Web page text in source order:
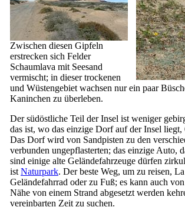
Zwischen diesen Gipfeln
erstrecken sich Felder
Schaumlava mit Seesand
vermischt; in dieser trockenen
und Wüstengebiet wachsen nur ein paar
Kaninchen zu überleben.
Der südöstliche Teil der Insel ist weniger
das ist, wo das einzige Dorf auf der Insel liegt,
Das Dorf wird von Sandpisten zu den
verbunden ungepflasterten; das einzige Auto,
sind einige alte Geländefahrzeuge dürfen
ist Naturpark. Der beste Weg, um zu reisen,
Geländefahrrad oder zu Fuß; es kann auch
Nähe von einem Strand abgesetzt werden
vereinbarten Zeit zu suchen.